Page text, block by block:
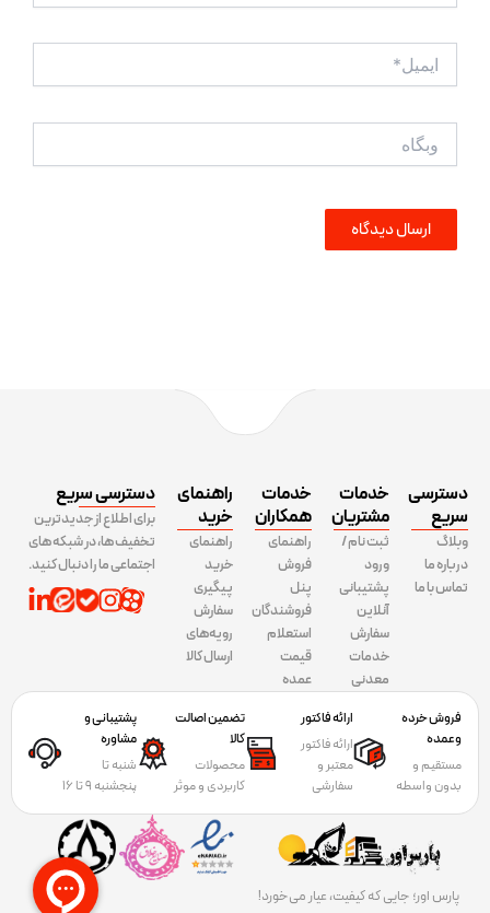
ایمیل*
وبگاه
دسترسی
سریع
وبلاگ
درباره ما
تماس با ما
خدمات
مشتریان
ثبت نام /
ورود
پشتیبانی
آنلاین
سفارش
خدمات
معدنی
خدمات
همکاران
راهنمای
فروش
پنل
فروشندگان
استعلام
قیمت
عمده
راهنمای
خرید
راهنمای
خرید
پیگیری
سفارش
رویه‌های
ارسال کالا
دسترسی سریع
برای اطلاع از جدیدترین
تخفیف ها، در شبکه های
اجتماعی ما را دنبال کنید.
فروش خرده
وعمده
مستقیم و
بدون واسطه
ارائه فاکتور
ارائه فاکتور
معتبر و
سفارشی
تضمین اصالت
کالا
محصولات
کاربردی و موثر
پشتیبانی و
مشاوره
شنبه تا
پنجشنبه 9 تا 16
پارس اور؛ جایی که کیفیت، عیار می‌خورد!